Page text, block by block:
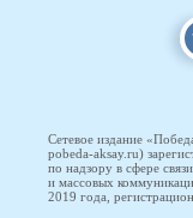
Сетевое издание
pobeda-aksay.ru)
по надзору в сфере
и массовых
2019 года,